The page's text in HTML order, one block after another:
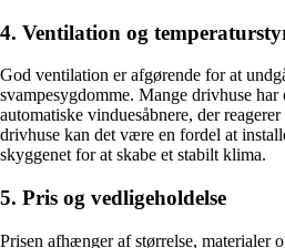
4. Ventilation og
God ventilation er afgørende for at
svampesygdomme. Mange drivhuse
automatiske vinduesåbnere, der
drivhuse kan det være en fordel at
skyggenet for at skabe et stabilt klima.
5. Pris og vedligeholdelse
Prisen afhænger af størrelse, materialer